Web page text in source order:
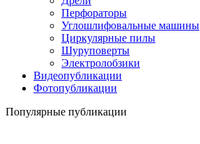
Перфораторы
Углошлифовальные машины
Циркулярные пилы
Шуруповерты
Электролобзики
Видеопубликации
Фотопубликации
Популярные публикации